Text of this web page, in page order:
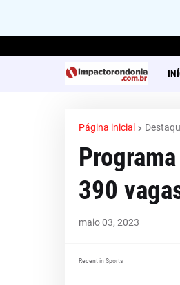
Página inicial
390
maio 03, 2023
Recent in Sports